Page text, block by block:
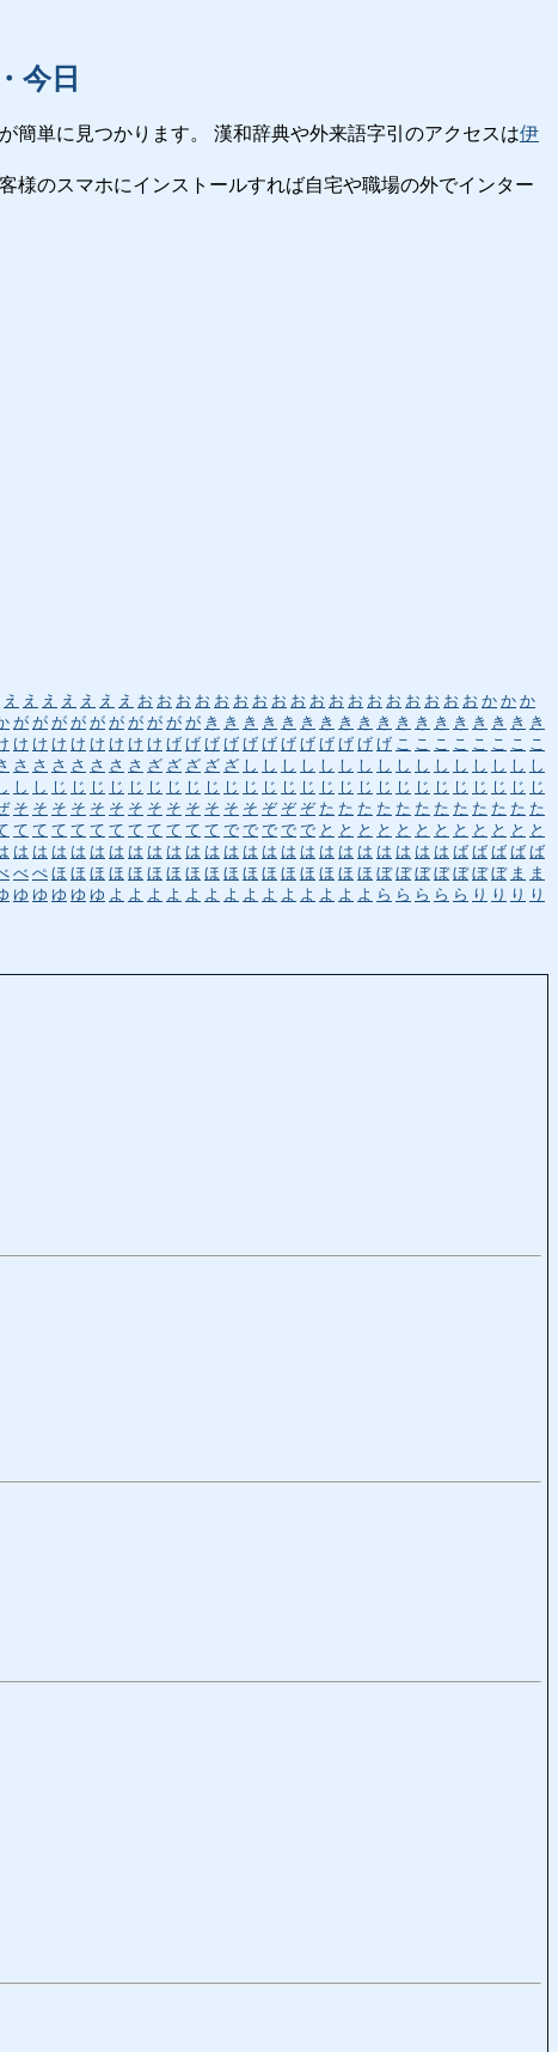
今日
簡単に見つかります。 漢和辞典や外来語字引のアクセスは伊
様のスマホにインストールすれば自宅や職場の外でインター
え え え え え え え お お お お お お お お お お お お お お お お お お か か か
が が が が が が が が が が き き き き き き き き き き き き き き き き き き
け け け け け け け け げ げ げ げ げ げ げ げ げ げ げ げ こ こ こ こ こ こ こ こ
さ さ さ さ さ さ さ ざ ざ ざ ざ ざ し し し し し し し し し し し し し し し し
し し じ じ じ じ じ じ じ じ じ じ じ じ じ じ じ じ じ じ じ じ じ じ じ じ じ じ
そ そ そ そ そ そ そ そ そ そ そ そ そ ぞ ぞ ぞ た た た た た た た た た た た た
て て て て て て て て て て て で で で で で と と と と と と と と と と と と
は は は は は は は は は は は は は は は は は は は は は は は ば ば ば ば ば
べ ぺ ほ ほ ほ ほ ほ ほ ほ ほ ほ ほ ほ ほ ほ ほ ほ ほ ほ ぼ ぼ ぼ ぼ ぼ ぼ ぼ ま ま
ゆ ゆ ゆ ゆ ゆ よ よ よ よ よ よ よ よ よ よ よ よ よ よ ら ら ら ら ら り り り り